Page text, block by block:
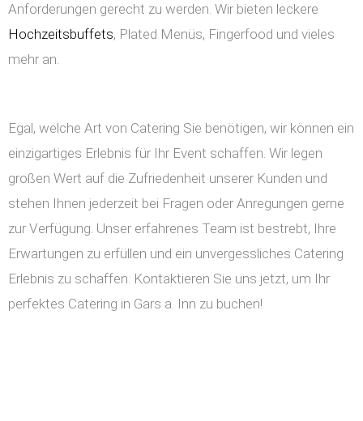
Anforderungen gerecht zu werden. Wir bieten leckere
Hochzeitsbuffets, Plated Menüs, Fingerfood und vieles
mehr an.
Egal, welche Art von Catering Sie benötigen, wir können ein
einzigartiges Erlebnis für Ihr Event schaffen. Wir legen
großen Wert auf die Zufriedenheit unserer Kunden und
stehen Ihnen jederzeit bei Fragen oder Anregungen gerne
zur Verfügung. Unser erfahrenes Team ist bestrebt, Ihre
Erwartungen zu erfüllen und ein unvergessliches Catering
Erlebnis zu schaffen. Kontaktieren Sie uns jetzt, um Ihr
perfektes Catering in Gars a. Inn zu buchen!